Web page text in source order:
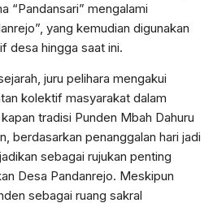
“Pandansari” mengalami
yang kemudian digunakan
desa hingga saat ini.
juru pelihara mengakui
kolektif masyarakat dalam
tradisi Punden Mbah Dahuru
berdasarkan penanggalan hari jadi
sebagai rujukan penting
Desa Pandanrejo. Meskipun
sebagai ruang sakral